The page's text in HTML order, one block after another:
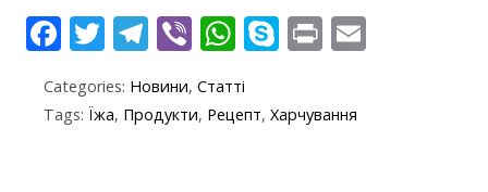
F
ac
e
b
T
w
itt
er
T
el
e
gr
Vi
b
er
W
h
at
s
S
k
y
p
Pr
in
t
Categories: Новини, Статті
Tags: Їжа, Продукти, Рецепт, Харчування